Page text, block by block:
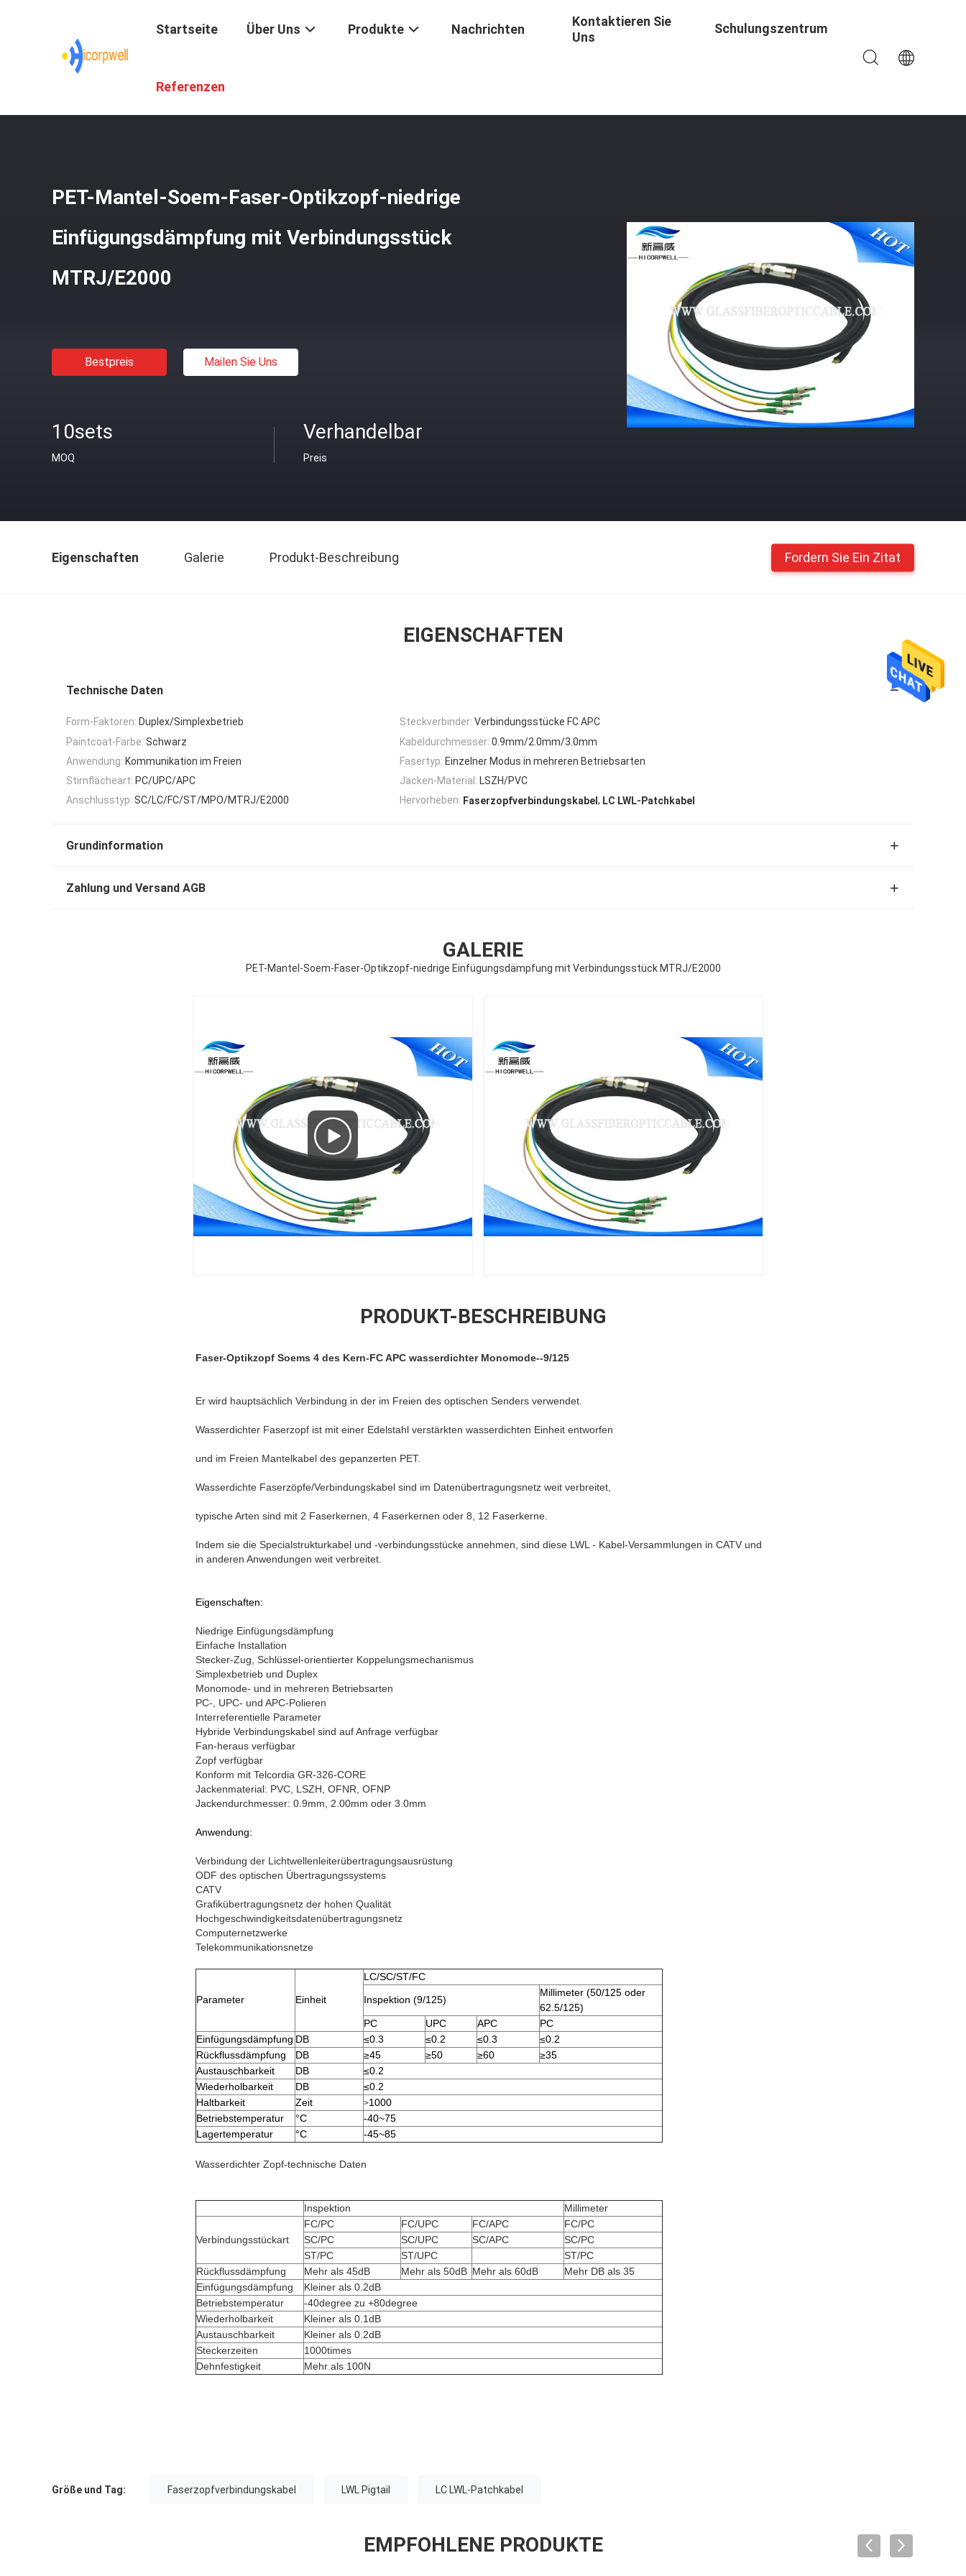
Startseite Über Uns Produkte Nachrichten
Kontaktieren Sie
Uns
Schulungszentrum
Referenzen
PET-Mantel-Soem-Faser-Optikzopf-niedrige
Einfügungsdämpfung mit Verbindungsstück
MTRJ/E2000
Bestpreis Mailen Sie Uns
10sets
MOQ
Verhandelbar
Preis
Eigenschaften Galerie Produkt-Beschreibung Fordern Sie Ein Zitat
EIGENSCHAFTEN
Technische Daten
Form-Faktoren: Duplex/Simplexbetrieb Steckverbinder: Verbindungsstücke FC APC
Paintcoat-Farbe: Schwarz Kabeldurchmesser: 0.9mm/2.0mm/3.0mm
Anwendung: Kommunikation im Freien Fasertyp: Einzelner Modus in mehreren Betriebsarten
Stirnflächeart: PC/UPC/APC Jacken-Material: LSZH/PVC
Anschlusstyp: SC/LC/FC/ST/MPO/MTRJ/E2000 Hervorheben: Faserzopfverbindungskabel , LC LWL-Patchkabel
Grundinformation
Zahlung und Versand AGB
GALERIE
PET-Mantel-Soem-Faser-Optikzopf-niedrige Einfügungsdämpfung mit Verbindungsstück MTRJ/E2000
PRODUKT-BESCHREIBUNG
Faser-Optikzopf Soems 4 des Kern-FC APC wasserdichter Monomode--9/125
Er wird hauptsächlich Verbindung in der im Freien des optischen Senders verwendet.
Wasserdichter Faserzopf ist mit einer Edelstahl verstärkten wasserdichten Einheit entworfen
und im Freien Mantelkabel des gepanzerten PET.
Wasserdichte Faserzöpfe/Verbindungskabel sind im Datenübertragungsnetz weit verbreitet,
typische Arten sind mit 2 Faserkernen, 4 Faserkernen oder 8, 12 Faserkerne.
Indem sie die Specialstrukturkabel und -verbindungsstücke annehmen, sind diese LWL - Kabel-Versammlungen in CATV und
in anderen Anwendungen weit verbreitet.
Eigenschaften:
Niedrige Einfügungsdämpfung
Einfache Installation
Stecker-Zug, Schlüssel-orientierter Koppelungsmechanismus
Simplexbetrieb und Duplex
Monomode- und in mehreren Betriebsarten
PC-, UPC- und APC-Polieren
Interreferentielle Parameter
Hybride Verbindungskabel sind auf Anfrage verfügbar
Fan-heraus verfügbar
Zopf verfügbar
Konform mit Telcordia GR-326-CORE
Jackenmaterial: PVC, LSZH, OFNR, OFNP
Jackendurchmesser: 0.9mm, 2.00mm oder 3.0mm
Anwendung:
Verbindung der Lichtwellenleiterübertragungsausrüstung
ODF des optischen Übertragungssystems
CATV
Grafikübertragungsnetz der hohen Qualität
Hochgeschwindigkeitsdatenübertragungsnetz
Computernetzwerke
Telekommunikationsnetze
Parameter Einheit
LC/SC/ST/FC
Inspektion (9/125)
Millimeter (50/125 oder
62.5/125)
PC
UPC APC
PC
Einfügungsdämpfung DB ≤0.3 ≤0.2 ≤0.3
≤0.2
Rückflussdämpfung
DB ≥45 ≥50 ≥60
≥35
Austauschbarkeit
DB
≤0.2
Wiederholbarkeit
DB
≤0.2
Haltbarkeit
Zeit >1000
Betriebstemperatur
°C
-40~75
Lagertemperatur
°C -45~85
Wasserdichter Zopf-technische Daten
Inspektion Millimeter
Verbindungsstückart
FC/PC FC/UPC FC/APC
FC/PC
SC/PC
SC/UPC SC/APC
SC/PC
ST/PC
ST/UPC
ST/PC
Rückflussdämpfung
Mehr als 45dB Mehr als 50dB Mehr als 60dB
Mehr DB als 35
Einfügungsdämpfung
Kleiner als 0.2dB
Betriebstemperatur
-40degree zu +80degree
Wiederholbarkeit
Kleiner als 0.1dB
Austauschbarkeit
Kleiner als 0.2dB
Steckerzeiten
1000times
Dehnfestigkeit
Mehr als 100N
Größe und Tag: Faserzopfverbindungskabel LWL Pigtail LC LWL-Patchkabel
EMPFOHLENE PRODUKTE